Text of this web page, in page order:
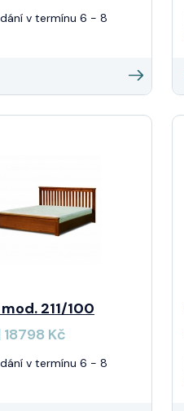
v termínu 6 - 8
211/100
18798 Kč
v termínu 6 - 8